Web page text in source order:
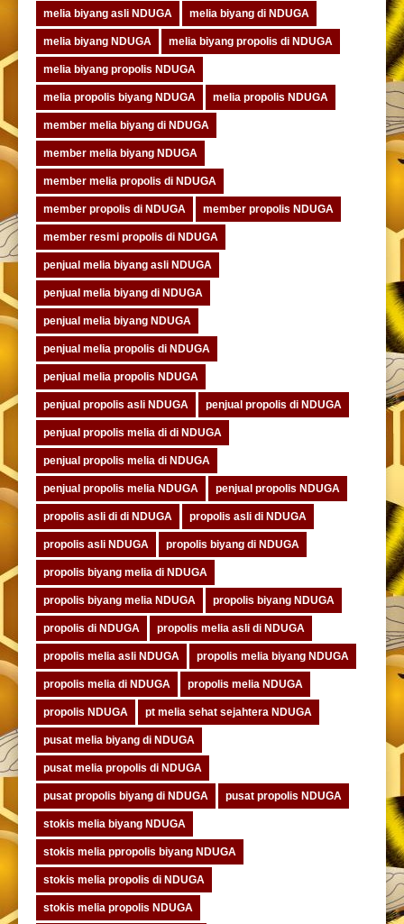
melia biyang asli NDUGA melia biyang di NDUGA
melia biyang NDUGA melia biyang propolis di NDUGA
melia biyang propolis NDUGA
melia propolis biyang NDUGA melia propolis NDUGA
member melia biyang di NDUGA
member melia biyang NDUGA
member melia propolis di NDUGA
member propolis di NDUGA member propolis NDUGA
member resmi propolis di NDUGA
penjual melia biyang asli NDUGA
penjual melia biyang di NDUGA
penjual melia biyang NDUGA
penjual melia propolis di NDUGA
penjual melia propolis NDUGA
penjual propolis asli NDUGA penjual propolis di NDUGA
penjual propolis melia di di NDUGA
penjual propolis melia di NDUGA
penjual propolis melia NDUGA penjual propolis NDUGA
propolis asli di di NDUGA propolis asli di NDUGA
propolis asli NDUGA propolis biyang di NDUGA
propolis biyang melia di NDUGA
propolis biyang melia NDUGA propolis biyang NDUGA
propolis di NDUGA propolis melia asli di NDUGA
propolis melia asli NDUGA propolis melia biyang NDUGA
propolis melia di NDUGA propolis melia NDUGA
propolis NDUGA pt melia sehat sejahtera NDUGA
pusat melia biyang di NDUGA
pusat melia propolis di NDUGA
pusat propolis biyang di NDUGA pusat propolis NDUGA
stokis melia biyang NDUGA
stokis melia ppropolis biyang NDUGA
stokis melia propolis di NDUGA
stokis melia propolis NDUGA